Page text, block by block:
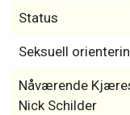
Status
Seksuell
Nåværende
Nick Schilder